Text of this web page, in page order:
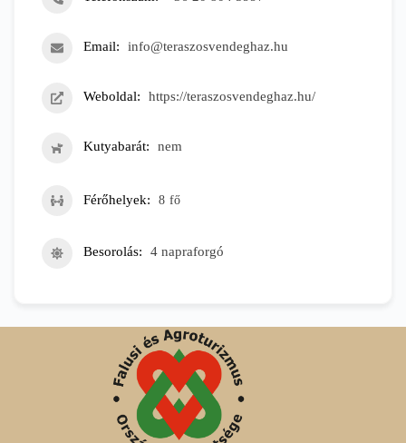
Email info@teraszosvendeghaz.hu
Weboldal https://teraszosvendeghaz.hu/
Kutyabarát nem
Férőhelyek 8 fő
Besorolás 4 napraforgó